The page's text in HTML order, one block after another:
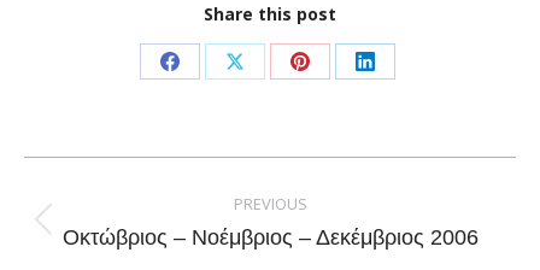
Share this post
Share
Facebook
Share
X
Share
Pinterest
Share
LinkedIn
navigation
PREVIOUS
Previous
Οκτώβριος – Νοέμβριος – Δεκέμβριος 2006